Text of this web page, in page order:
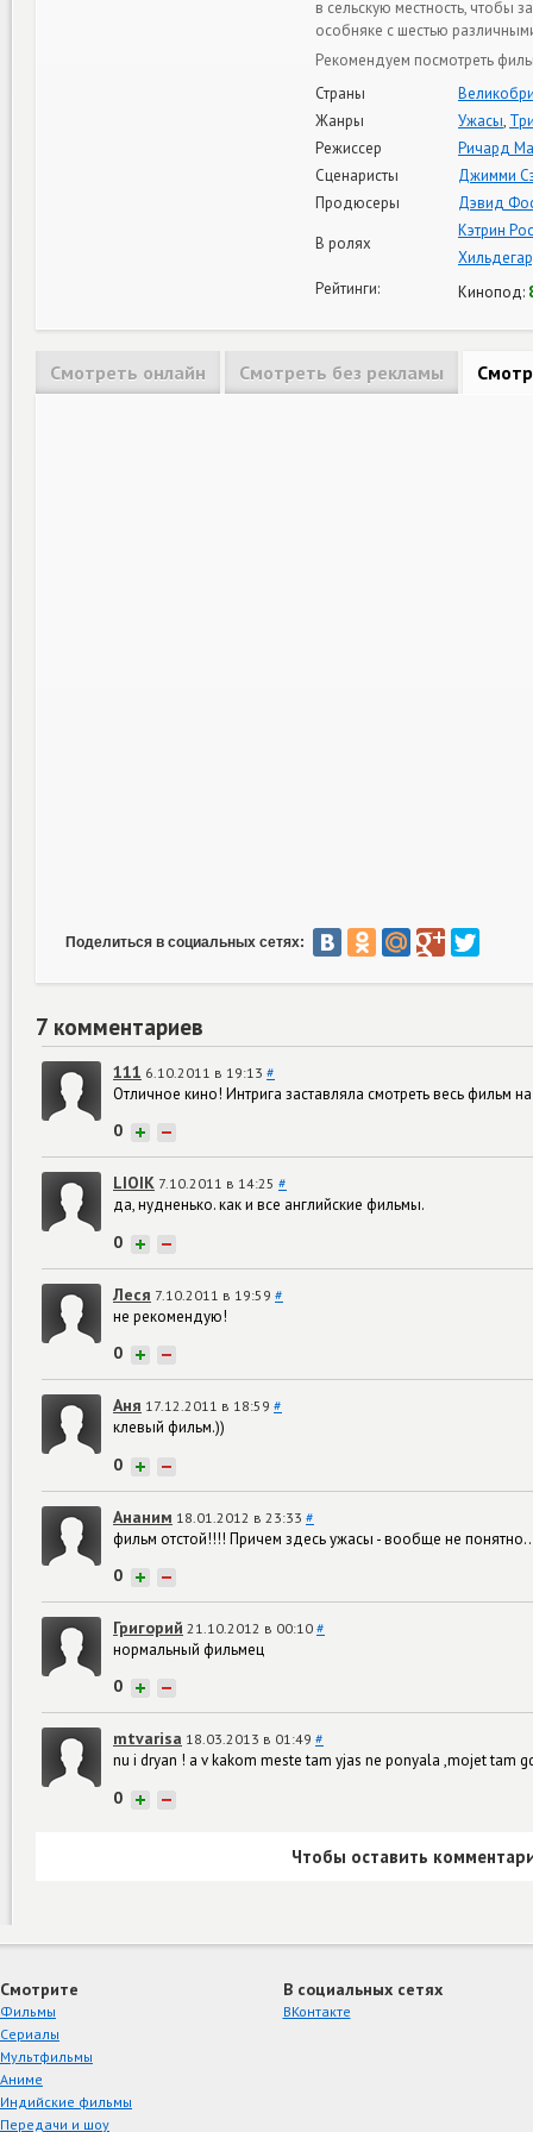
в сельскую местность, чтобы
особняке с шестью
Рекомендуем посмотреть
Страны
Жанры
Ужасы,
Режиссер
Ричард
Сценаристы
Джимми
Продюсеры
Дэвид
В ролях
Кэтрин
Рейтинги:
Кинопод:
Смотреть онлайн Смотреть без рекламы
Поделиться в социальных сетях:
7 комментариев
111 6.10.2011 в 19:13 #
Отличное кино! Интрига заставляла смотреть весь фильм
0 + −
LIOIK 7.10.2011 в 14:25 #
да, нудненько. как и все английские фильмы.
0 + −
Леся 7.10.2011 в 19:59 #
не рекомендую!
0 + −
Аня 17.12.2011 в 18:59 #
клевый фильм.))
0 + −
Ананим 18.01.2012 в 23:33 #
фильм отстой!!!! Причем здесь ужасы - вообще не
0 + −
Григорий 21.10.2012 в 00:10 #
нормальный фильмец
0 + −
mtvarisa 18.03.2013 в 01:49 #
nu i dryan ! a v kakom meste tam yjas ne ponyala ,mojet tam
0 + −
Чтобы оставить
Смотрите
Фильмы
Сериалы
Мультфильмы
Аниме
Индийские фильмы
Передачи и шоу
В социальных сетях
ВКонтакте